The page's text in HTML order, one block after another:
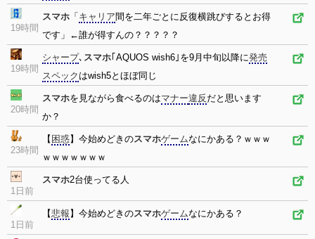
19時間
スマホ 「 キャリア間を二年ごとに反復横跳びするとお得
です」←誰が得すんの？？？？？
19時間
シャープ､ スマホ｢AQUOS wish6｣を9月中旬以降に発売
スペック はwish5とほぼ同じ
20時間
スマホを見ながら食べるのはマナー違反 だと思います
か？
23時間
【 困惑】今始めどきのスマホゲームなにかある？ｗｗｗ
ｗｗｗｗｗｗｗ
1日前
スマホ2台使ってる人
1日前
【悲報 】今始めどきのスマホゲームなにかある？